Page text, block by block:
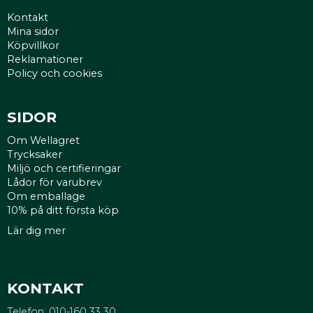
Kontakt
Mina sidor
Köpvillkor
Reklamationer
Policy och cookies
SIDOR
Om Wellagret
Trycksaker
Miljö och certifieringar
Lådor för varubrev
Om emballage
10% på ditt första köp
Lär dig mer
KONTAKT